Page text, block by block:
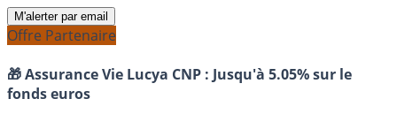
M'alerter par email
Offre Partenaire
🎁 Assurance Vie Lucya CNP : Jusqu'à 5.05% sur le
fonds euros